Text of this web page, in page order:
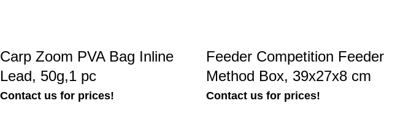
Carp Zoom PVA Bag Inline
Lead, 50g,1 pc
Contact us for prices!
Feeder Competition Feeder
Method Box, 39x27x8 cm
Contact us for prices!